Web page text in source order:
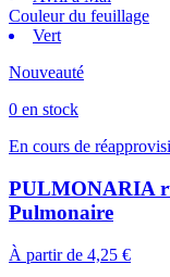
Couleur du feuillage
Vert
Nouveauté
0 en stock
En cours de
PULMONARIA
Pulmonaire
À partir de 4,25 €